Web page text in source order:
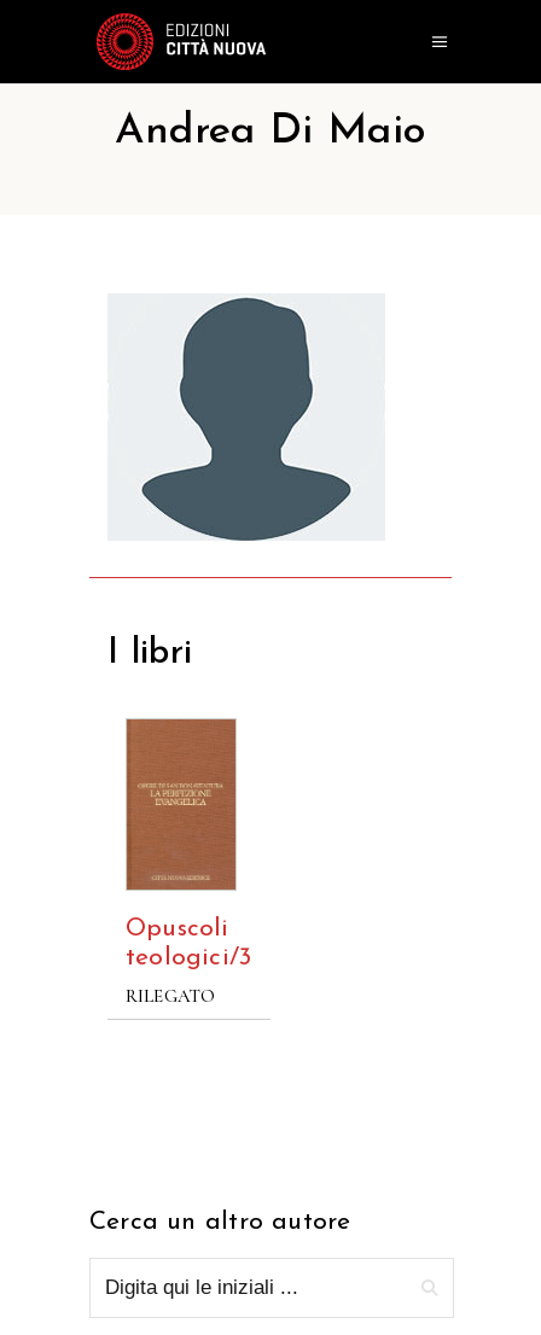
Andrea Di Maio
I libri
Opuscoli
teologici/3
RILEGATO
Cerca un altro autore